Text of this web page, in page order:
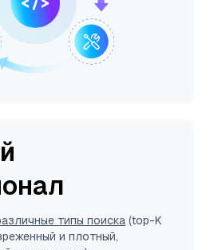
типы поиска (top-K
и плотный,